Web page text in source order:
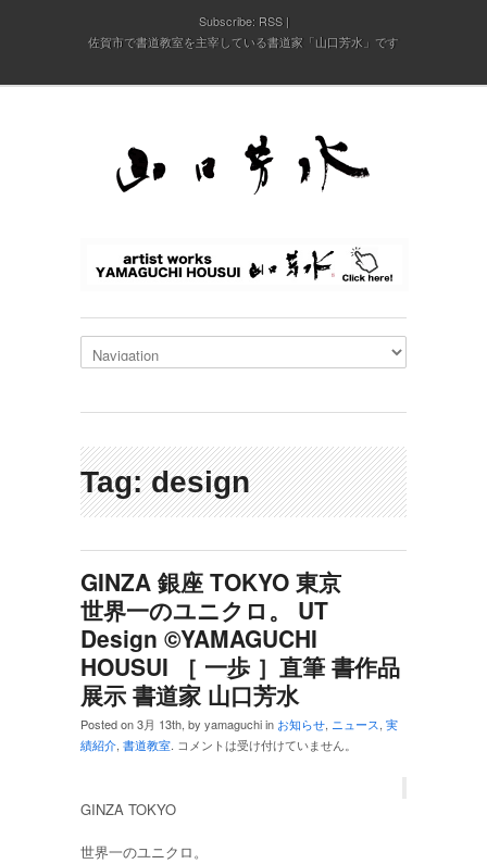
Subscribe: RSS
佐賀市で書道教室を主宰している書道家「山口芳水」です
Tag: design
GINZA 銀座 TOKYO 東京
世界一のユニクロ。 UT
Design ©︎YAMAGUCHI
HOUSUI ［ 一歩 ］直筆 書作品
展示 書道家 山口芳水
Posted on 3月 13th, by yamaguchi in お知らせ, ニュース, 実
績紹介, 書道教室. コメントは受け付けていません。
GINZA TOKYO
世界一のユニクロ。